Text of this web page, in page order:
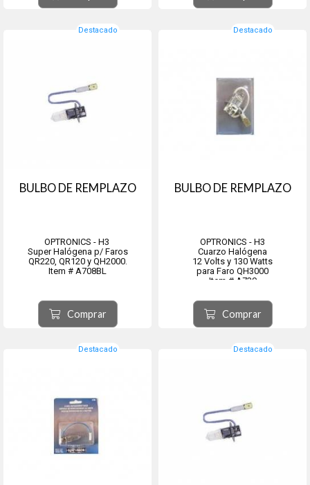
Destacado
BULBO DE REMPLAZO
OPTRONICS - H3
Super Halógena p/ Faros
QR220, QR120 y QH2000.
Item # A708BL
Comprar
Destacado
BULBO DE REMPLAZO
OPTRONICS - H3
Cuarzo Halógena
12 Volts y 130 Watts
para Faro QH3000
Item # A739
Comprar
Destacado Destacado